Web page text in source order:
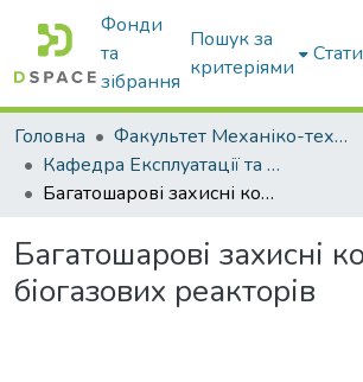
Фонди
та
зібрання
Пошук за
критеріями
Головна
Факультет Механіко-технологічний
Кафедра Експлуатації та технічного сервісу машин
Багатошарові захисні конструкції біогазових реакторів
Багатошарові захисні
біогазових реакторів